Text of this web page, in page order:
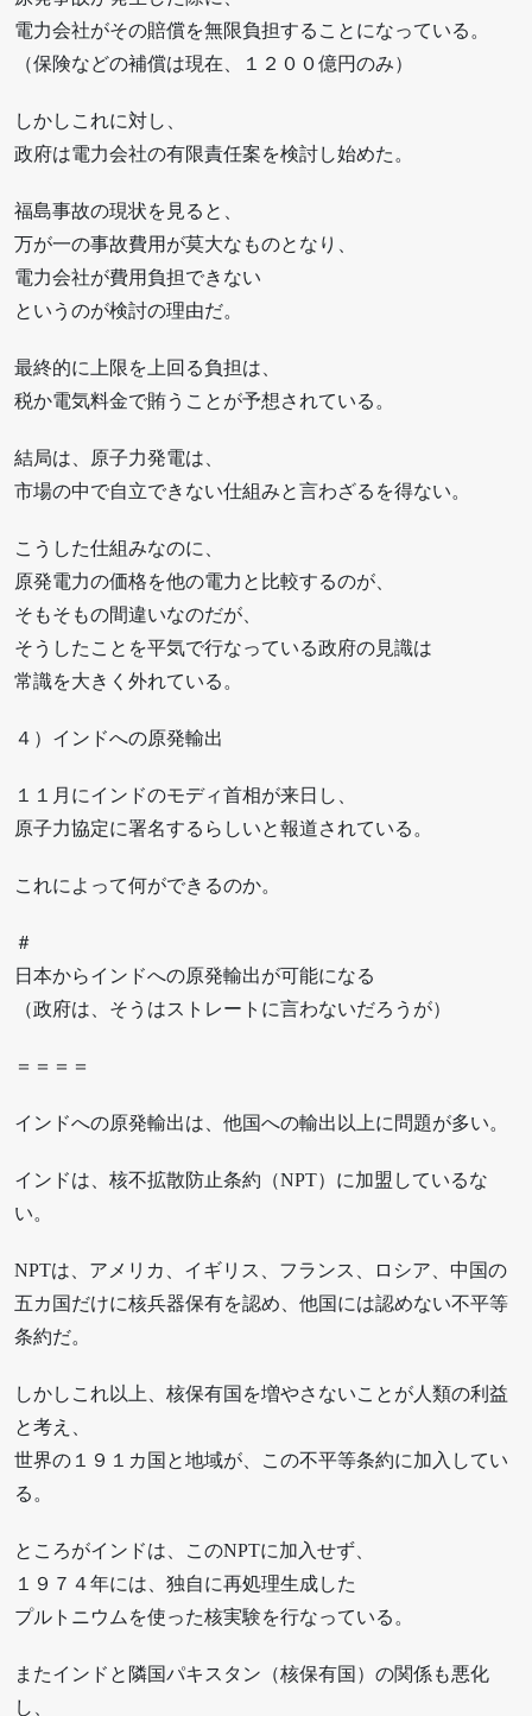
電力会社がその賠償を無限負担することになっている。
（保険などの補償は現在、１２００億円のみ）
しかしこれに対し、
政府は電力会社の有限責任案を検討し始めた。
福島事故の現状を見ると、
万が一の事故費用が莫大なものとなり、
電力会社が費用負担できない
というのが検討の理由だ。
最終的に上限を上回る負担は、
税か電気料金で賄うことが予想されている。
結局は、原子力発電は、
市場の中で自立できない仕組みと言わざるを得ない。
こうした仕組みなのに、
原発電力の価格を他の電力と比較するのが、
そもそもの間違いなのだが、
そうしたことを平気で行なっている政府の見識は
常識を大きく外れている。
４）インドへの原発輸出
１１月にインドのモディ首相が来日し、
原子力協定に署名するらしいと報道されている。
これによって何ができるのか。
＃
日本からインドへの原発輸出が可能になる
（政府は、そうはストレートに言わないだろうが）
＝＝＝＝
インドへの原発輸出は、他国への輸出以上に問題が多い。
インドは、核不拡散防止条約（NPT）に加盟しているな
い。
NPTは、アメリカ、イギリス、フランス、ロシア、中国の
五カ国だけに核兵器保有を認め、他国には認めない不平等
条約だ。
しかしこれ以上、核保有国を増やさないことが人類の利益
と考え、
世界の１９１カ国と地域が、この不平等条約に加入してい
る。
ところがインドは、このNPTに加入せず、
１９７４年には、独自に再処理生成した
プルトニウムを使った核実験を行なっている。
またインドと隣国パキスタン（核保有国）の関係も悪化
し、